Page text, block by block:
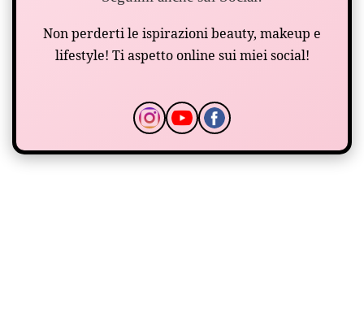
Non perderti le ispirazioni beauty, makeup e
lifestyle! Ti aspetto online sui miei social!